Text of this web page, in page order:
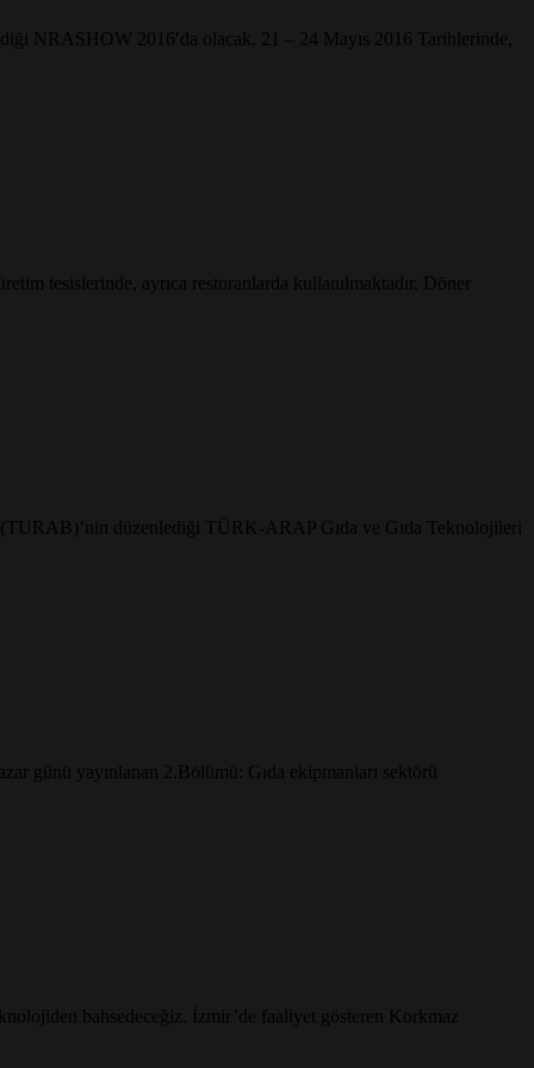
NRASHOW 2016′da olacak. 21 – 24 Mayıs 2016 Tarihlerinde,
tesislerinde, ayrıca restoranlarda kullanılmaktadır. Döner
düzenlediği TÜRK-ARAP Gıda ve Gıda Teknolojileri
günü yayınlanan 2.Bölümü: Gıda ekipmanları sektörü
bahsedeceğiz. İzmir’de faaliyet gösteren Korkmaz